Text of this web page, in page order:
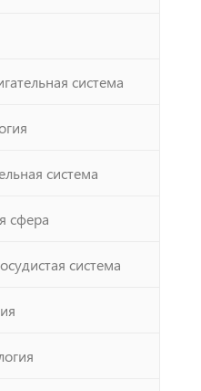
система
система
сфера
система